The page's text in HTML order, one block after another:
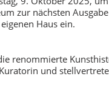
zur nächsten
Haus ein.
renommierte
und